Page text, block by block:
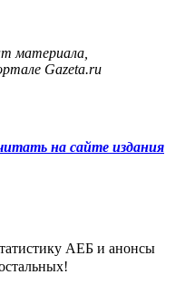
материала,
Gazeta.ru
на сайте издания
АЕБ и анонсы